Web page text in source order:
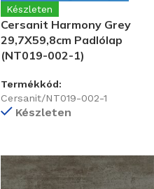
Készleten
Cersanit Harmony Grey
29,7X59,8cm Padlólap
(NT019-002-1)
Termékkód:
Cersanit/NT019-002-1
Készleten